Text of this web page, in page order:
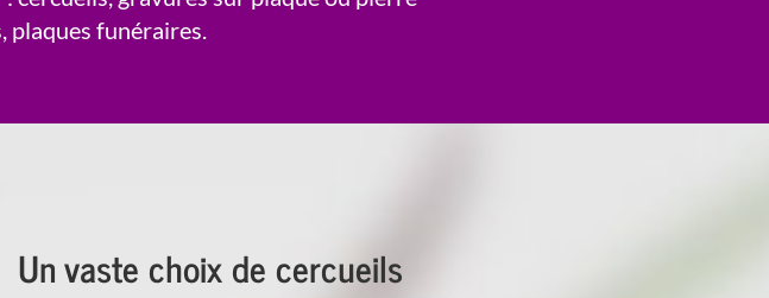
plaques funéraires.
Un vaste choix de cercueils